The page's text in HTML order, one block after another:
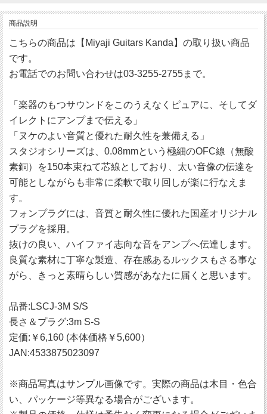
商品説明
こちらの商品は【Miyaji Guitars Kanda】の取り扱い商品
です。
お電話でのお問い合わせは03-3255-2755まで。
「楽器のもつサウンドをこのうえなくピュアに、そしてダ
イレクトにアンプまで伝える」
「ヌケのよい音質と優れた耐久性を兼備える」
スタジオシリーズは、0.08mmという極細のOFC線（無酸
素銅）を150本束ねて芯線としており、太い音像の伝達を
可能としながらも非常に柔軟で取り回しが楽に行なえま
す。
フォンプラグには、音質と耐久性に優れた国産オリジナル
プラグを採用。
抜けの良い、ハイファイ志向な音をアンプへ伝達します。
良質な素材に丁寧な製造、存在感あるルックスもさる事な
がら、きっと素晴らしい質感があなたに届くと思います。
品番:LSCJ-3M S/S
長さ＆プラグ:3m S-S
定価:￥6,160 (本体価格￥5,600）
JAN:4533875023097
※商品写真はサンプル画像です。実際の商品は木目・色合
い、パッケージ等異なる場合がございます。